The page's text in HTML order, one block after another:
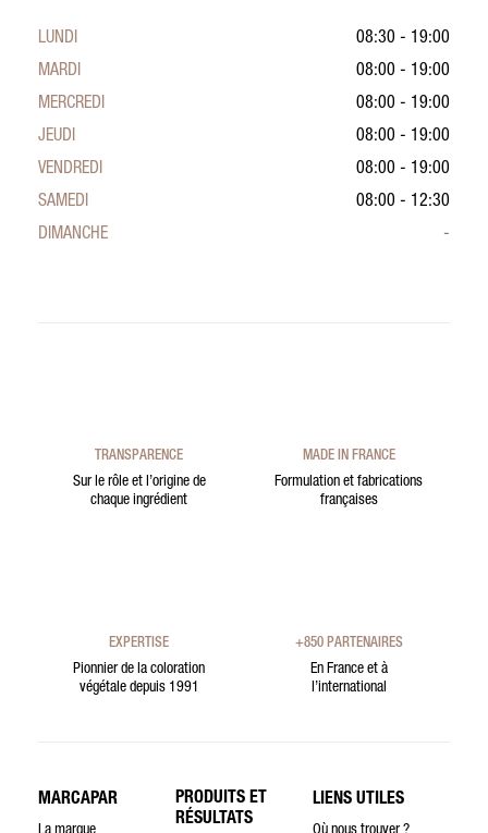
LUNDI
08:30 - 19:00
MARDI
08:00 - 19:00
MERCREDI
08:00 - 19:00
JEUDI
08:00 - 19:00
VENDREDI
08:00 - 19:00
SAMEDI
08:00 - 12:30
DIMANCHE
-
TRANSPARENCE
Sur le rôle et l’origine de
chaque ingrédient
MADE IN FRANCE
Formulation et fabrications
françaises
EXPERTISE
Pionnier de la coloration
végétale depuis 1991
+850 PARTENAIRES
En France et à
l’international
MARCAPAR
PRODUITS ET
RÉSULTATS
LIENS UTILES